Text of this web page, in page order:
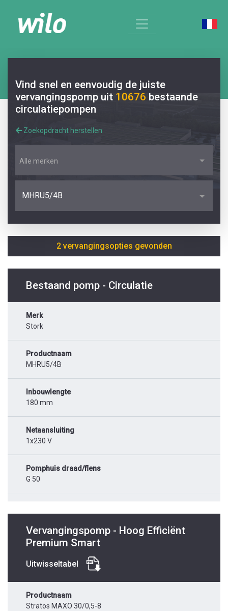
Vind snel en eenvoudig de juiste
vervangingspomp uit 10676 bestaande
circulatiepompen
Zoekopdracht herstellen
Alle merken
MHRU5/4B
2 vervangingsopties gevonden
Bestaand pomp - Circulatie
Merk
Stork
Productnaam
MHRU5/4B
Inbouwlengte
180 mm
Netaansluiting
1x230 V
Pomphuis draad/flens
G 50
Vervangingspomp - Hoog Efficiënt
Premium Smart
Uitwisseltabel
Productnaam
Stratos MAXO 30/0,5-8